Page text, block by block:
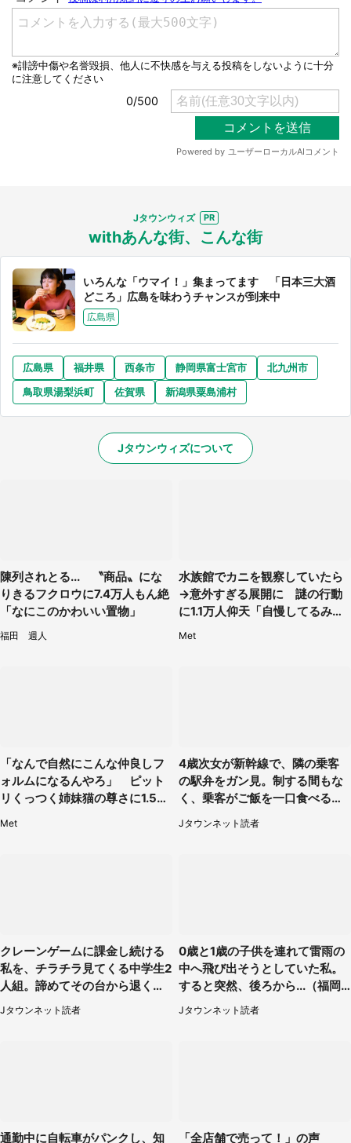
Jタウンウィズ
withあんな街、こんな街
いろんな「ウマイ！」集まってます 「日本三大酒
どころ」広島を味わうチャンスが到来中
広島県
広島県 福井県 西条市 静岡県富士宮市
北九州市
鳥取県湯梨浜町
佐賀県 新潟県粟島浦村
Jタウンウィズについて
陳列されとる... 〝商品〟にな
りきるフクロウに7.4万人もん絶
「なにこのかわいい置物」
福田 週人
水族館でカニを観察していたら
→意外すぎる展開に 謎の行動
に1.1万人仰天「自慢してるみた
い」
Met
「なんで自然にこんな仲良しフ
ォルムになるんやろ」 ピット
リくっつく姉妹猫の尊さに1.5万
Met
4歳次女が新幹線で、隣の乗客
の駅弁をガン見。制する間もな
く、乗客がご飯を一口食べると
（茨城県・50代女性）
Jタウンネット読者
クレーンゲームに課金し続ける
私を、チラチラ見てくる中学生2
人組。諦めてその台から退く
と、後ろから声が（東京都・40
代女性）
Jタウンネット読者
0歳と1歳の子供を連れて雷雨の
中へ飛び出そうとしていた私。
すると突然、後ろから...（福岡
県・30代女性）
Jタウンネット読者
通勤中に自転車がパンクし、知 「全店舗で売って！」の声